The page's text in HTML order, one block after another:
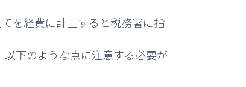
を経費に計上すると税務署に指
以下のような点に注意する必要が